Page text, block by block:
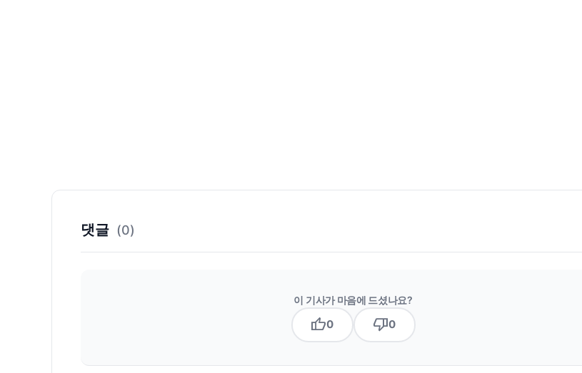
댓글 (0)
이 기사가 마음에 드셨나요?
thumb_up0 thumb_down0